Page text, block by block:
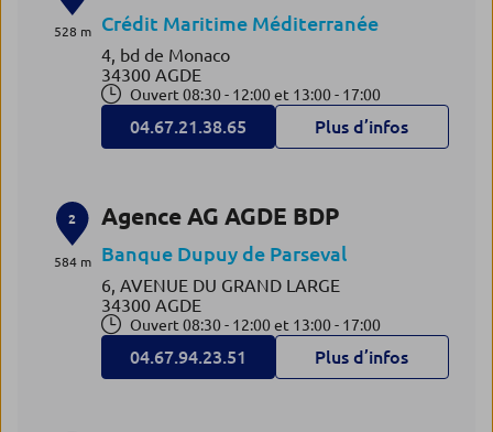
528 m Crédit Maritime Méditerranée
4, bd de Monaco
34300 AGDE
Ouvert 08:30 - 12:00 et 13:00 - 17:00
04.67.21.38.65 Plus d’infos
2
584 m
Agence AG AGDE BDP
Banque Dupuy de Parseval
6, AVENUE DU GRAND LARGE
34300 AGDE
Ouvert 08:30 - 12:00 et 13:00 - 17:00
04.67.94.23.51 Plus d’infos